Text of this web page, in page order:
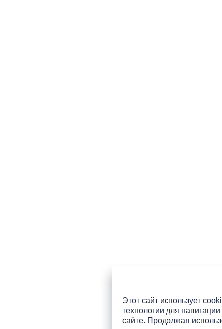
Этот сайт использует
технологии для
сайте. Продолжая